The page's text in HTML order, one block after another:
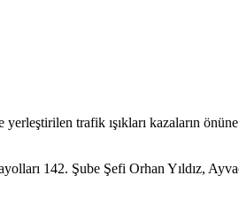
trafik ışıkları kazaların
142. Şube Şefi Orhan Yıldız,